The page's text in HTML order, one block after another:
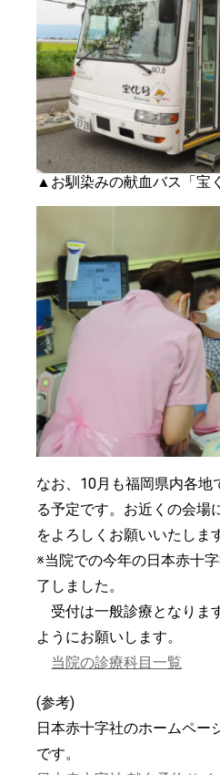
▲お馴染みの献血バス「宝
なお、10月も福岡県内各地
る予定です。お近くの会場
をよろしくお願いいたしま
※当院での今年の日本赤十
了しました。
受付は一般診療となりま
ようにお願いします。
当院の診療科目一覧
(参考)
日本赤十字社のホームペー
です。